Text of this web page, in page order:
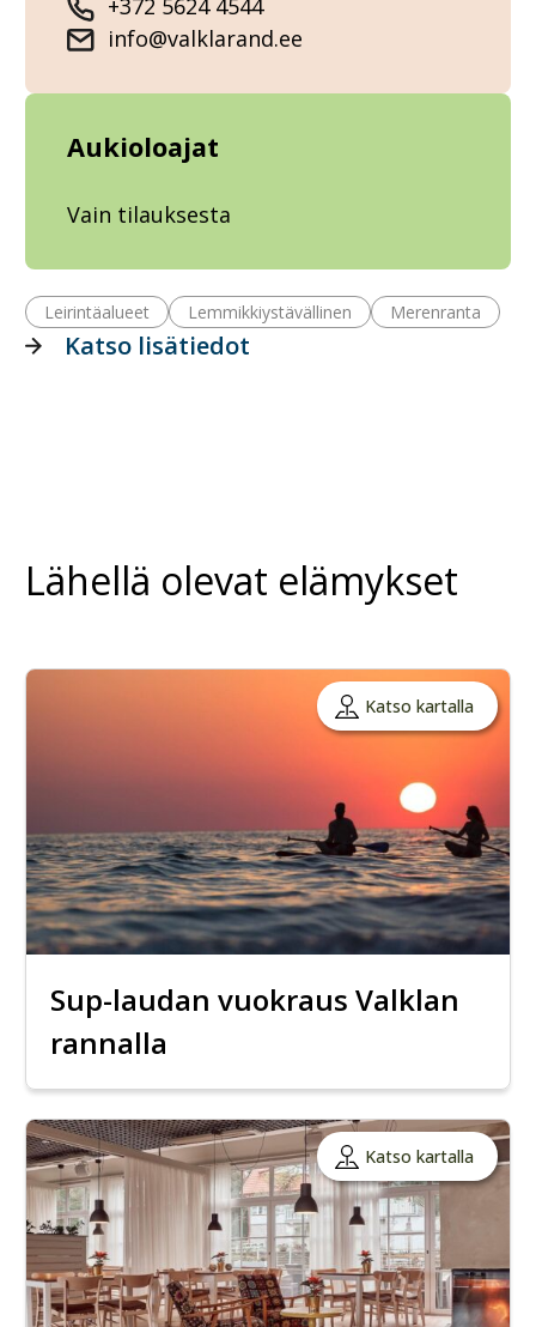
+372 5624 4544
info@valklarand.ee
Aukioloajat
Vain tilauksesta
Leirintäalueet Lemmikkiystävällinen Merenranta
Katso lisätiedot
Lähellä olevat elämykset
Katso kartalla
Sup-laudan vuokraus Valklan
rannalla
Katso kartalla